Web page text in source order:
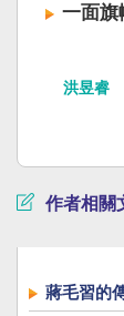
一面旗
洪昱睿
作者相關
蔣毛習的